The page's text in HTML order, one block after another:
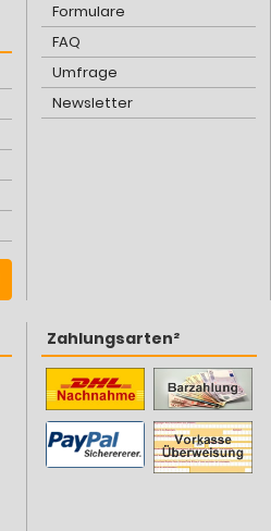
Formulare
FAQ
Umfrage
Newsletter
Zahlungsarten²